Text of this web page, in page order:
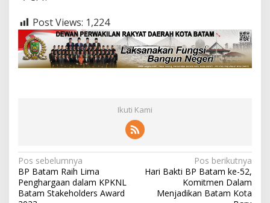
Post Views: 1,224
Ikuti Kami
N
a
v
Pos sebelumnya
BP Batam Raih Lima
Penghargaan dalam KPKNL
Batam Stakeholders Award
Pos berikutnya
Hari Bakti BP Batam ke-52,
Komitmen Dalam
Menjadikan Batam Kota